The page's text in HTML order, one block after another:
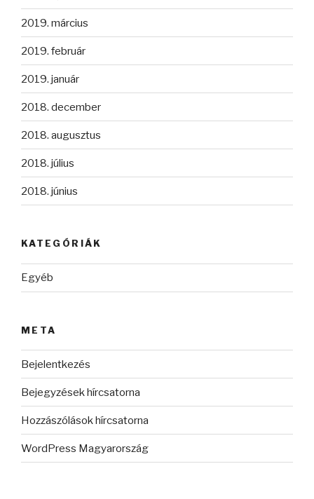
2019. március
2019. február
2019. január
2018. december
2018. augusztus
2018. július
2018. június
KATEGÓRIÁK
Egyéb
META
Bejelentkezés
Bejegyzések hírcsatorna
Hozzászólások hírcsatorna
WordPress Magyarország